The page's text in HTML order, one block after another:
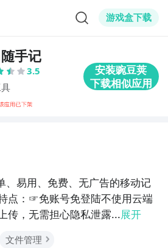
游戏盒下载
手记
3.5
、易用、免费、无广告的移动记
点：☞免账号免登陆不使用云端
传，无需担心隐私泄露...展开
文件管理